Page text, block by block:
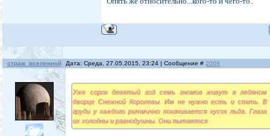
страж_вселенной Дата: Среда, 27.05.2015, 23:24 | Сообщение #2008
Уже сорок девятый год семь гномов живут в ледяном
дворце Снежной Королевы. Им не нужно есть и спать. В
груди у каждого ритмично покачивается кусок льда. Глаза
их холодны и равнодушны. Они пытаются